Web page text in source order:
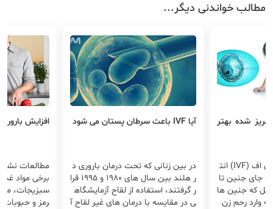
مطالب خواندنی دیگر...
شده بهتر
یکی از روش های ای وی اف (IVF) انت
جای جنین تا
که جنین ها
وارد رحم زن
آیا IVF باعث سرطان پستان می شود
در بین زنانی که تحت درمان باروری د
ر هلند بین سال های 1980 و 1995 قرا
ر گرفتند، استفاده از لقاح آزمایشگاه
ی در مقایسه با درمان های غیر لقاح آ
افزایش
مطالعات
برخی مواد
سبزیجات،
رمز و حبوبات